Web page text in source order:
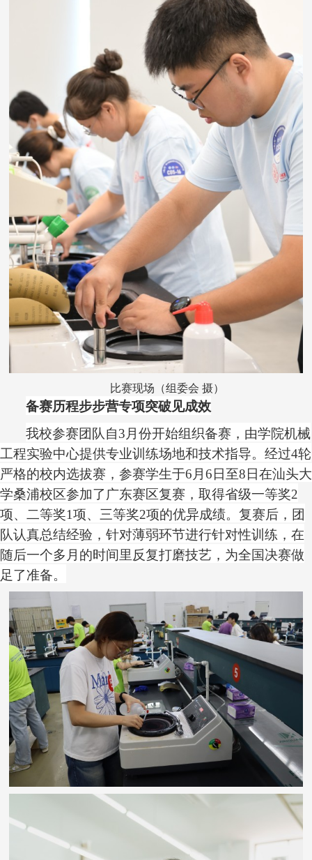
比赛现场（组委会 摄）
备赛历程步步营专项突破见成效
我校参赛团队自3月份开始组织备赛，由学院机械
工程实验中心提供专业训练场地和技术指导。经过4轮
严格的校内选拔赛，参赛学生于6月6日至8日在汕头大
学桑浦校区参加了广东赛区复赛，取得省级一等奖2
项、二等奖1项、三等奖2项的优异成绩。复赛后，团
队认真总结经验，针对薄弱环节进行针对性训练，在
随后一个多月的时间里反复打磨技艺，为全国决赛做
足了准备。